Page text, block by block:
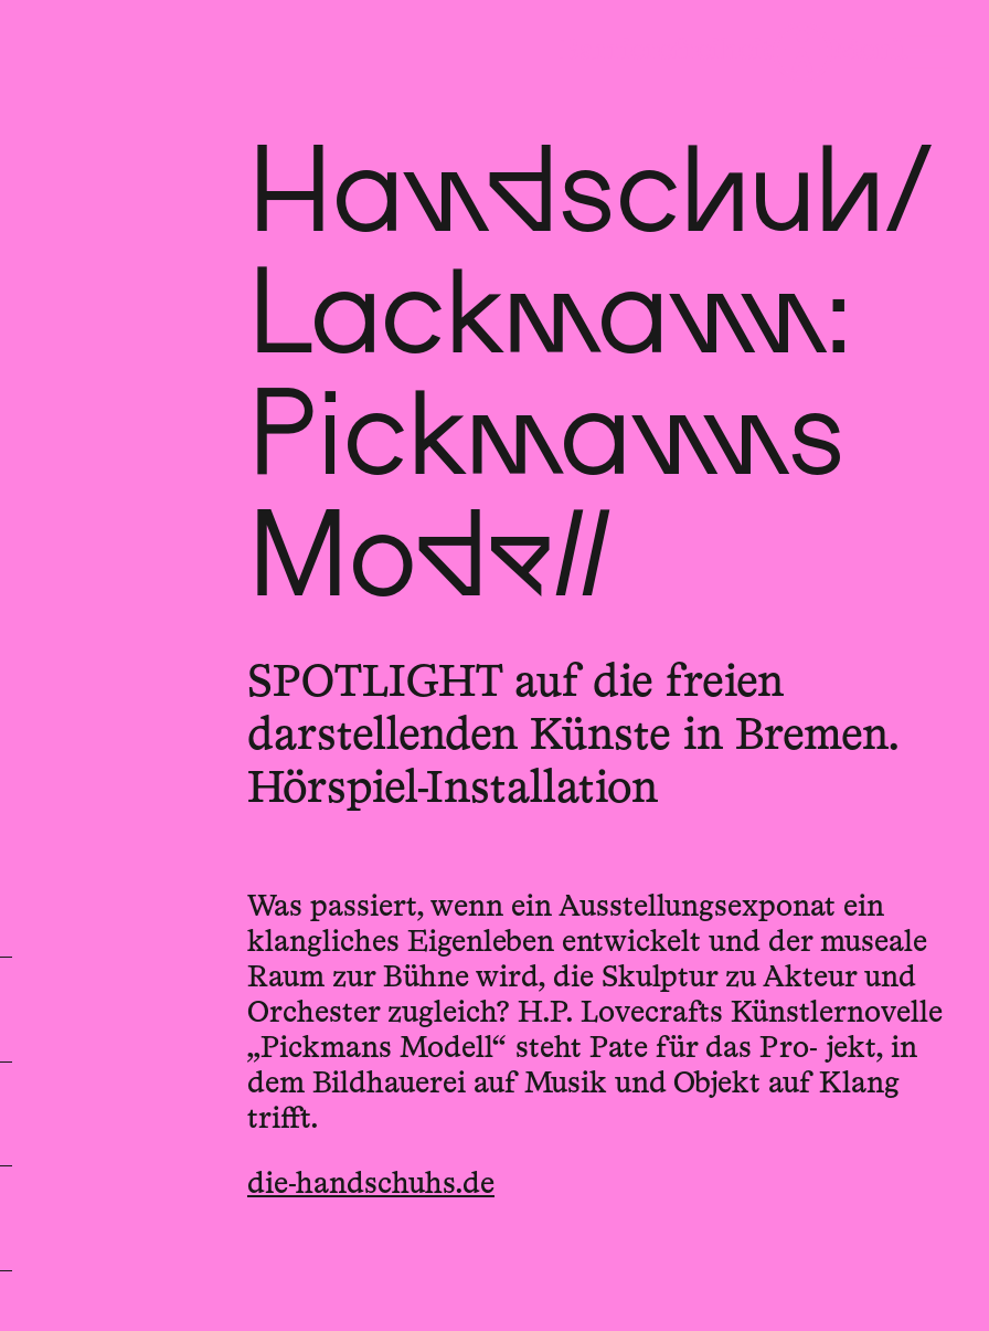
Handschuh/
Lackmann:
Pickmanns
Modell
SPOTLIGHT auf die freien
darstellenden Künste in Bremen.
Hörspiel-Installation
Was passiert, wenn ein Ausstellungsexponat ein
klangliches Eigenleben entwickelt und der museale
Raum zur Bühne wird, die Skulptur zu Akteur und
Orchester zugleich? H.P. Lovecrafts Künstlernovelle
„Pickmans Modell“ steht Pate für das Pro- jekt, in
dem Bildhauerei auf Musik und Objekt auf Klang
trifft.
die-handschuhs.de